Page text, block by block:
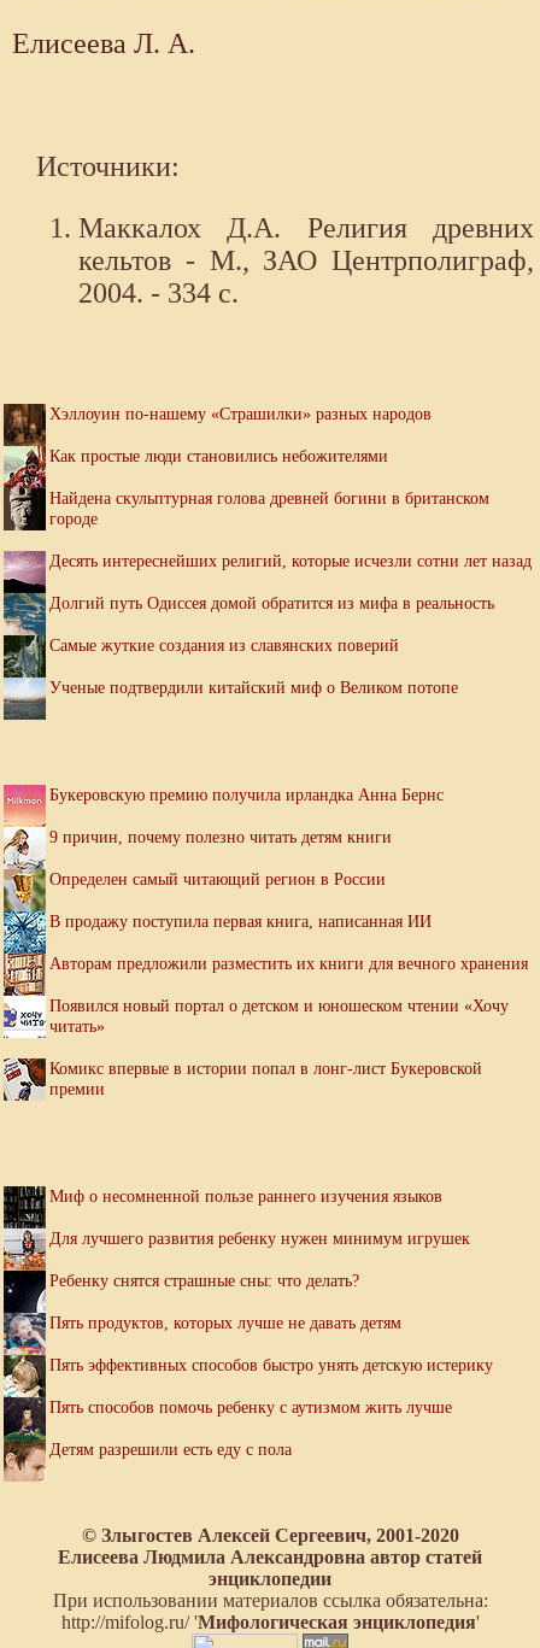
Елисеева Л. А.
Источники:
Маккалох Д.А. Религия древних
кельтов - М., ЗАО Центрполиграф,
2004. - 334 с.
Хэллоуин по-нашему «Страшилки» разных народов
Как простые люди становились небожителями
Найдена скульптурная голова древней богини в британском
городе
Десять интереснейших религий, которые исчезли сотни лет назад
Долгий путь Одиссея домой обратится из мифа в реальность
Самые жуткие создания из славянских поверий
Ученые подтвердили китайский миф о Великом потопе
Букеровскую премию получила ирландка Анна Бернс
9 причин, почему полезно читать детям книги
Определен самый читающий регион в России
В продажу поступила первая книга, написанная ИИ
Авторам предложили разместить их книги для вечного хранения
Появился новый портал о детском и юношеском чтении «Хочу
читать»
Комикс впервые в истории попал в лонг-лист Букеровской
премии
Миф о несомненной пользе раннего изучения языков
Для лучшего развития ребенку нужен минимум игрушек
Ребенку снятся страшные сны: что делать?
Пять продуктов, которых лучше не давать детям
Пять эффективных способов быстро унять детскую истерику
Пять способов помочь ребенку с аутизмом жить лучше
Детям разрешили есть еду с пола
© Злыгостев Алексей Сергеевич, 2001-2020
Елисеева Людмила Александровна автор статей
энциклопедии
При использовании материалов ссылка обязательна:
http://mifolog.ru/ 'Мифологическая энциклопедия'